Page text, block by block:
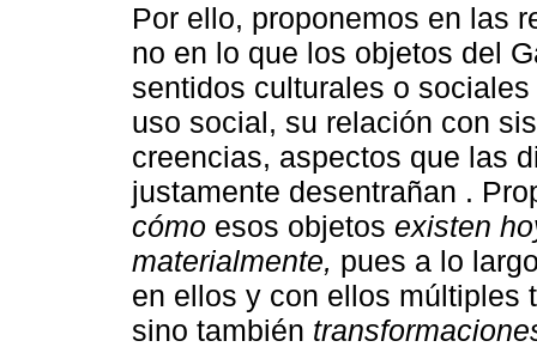
Por ello, proponemos en las
no en lo que los objetos del
sentidos culturales o
uso social, su relación con
creencias, aspectos que las
justamente desentrañan .
cómo esos objetos existen
materialmente, pues a lo
en ellos y con ellos múltiples
sino también